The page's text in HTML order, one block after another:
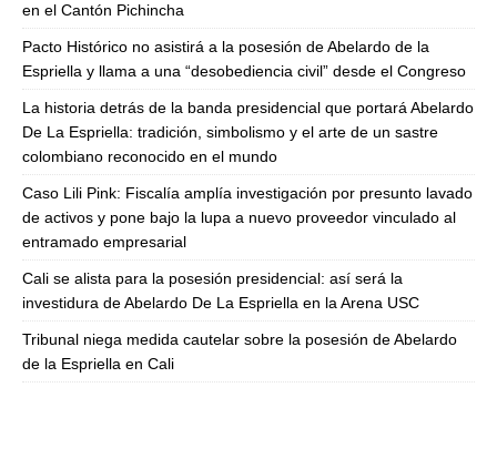
en el Cantón Pichincha
Pacto Histórico no asistirá a la posesión de Abelardo de la
Espriella y llama a una “desobediencia civil” desde el Congreso
La historia detrás de la banda presidencial que portará Abelardo
De La Espriella: tradición, simbolismo y el arte de un sastre
colombiano reconocido en el mundo
Caso Lili Pink: Fiscalía amplía investigación por presunto lavado
de activos y pone bajo la lupa a nuevo proveedor vinculado al
entramado empresarial
Cali se alista para la posesión presidencial: así será la
investidura de Abelardo De La Espriella en la Arena USC
Tribunal niega medida cautelar sobre la posesión de Abelardo
de la Espriella en Cali